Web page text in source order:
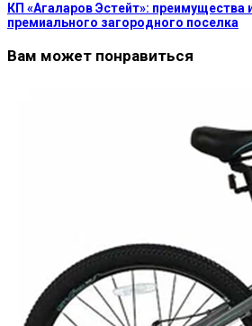
КП «Агаларов Эстейт»: преимущества
премиального загородного поселка
Вам может понравиться